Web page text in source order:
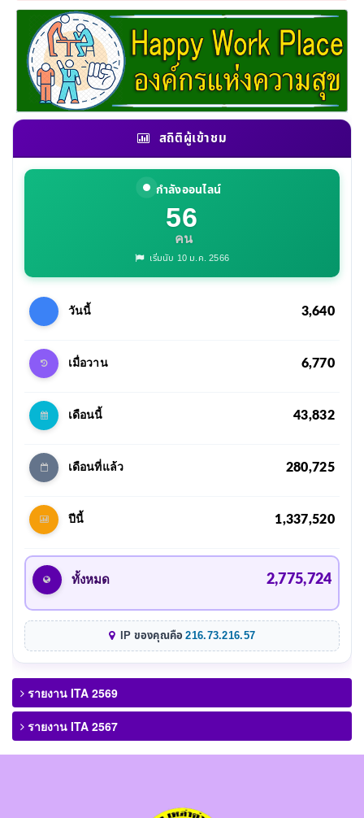
สถิติผู้เข้าชม
กำลังออนไลน์
56
คน
เริ่มนับ 10 ม.ค. 2566
วันนี้ 3,640
เมื่อวาน 6,770
เดือนนี้ 43,832
เดือนที่แล้ว 280,725
ปีนี้ 1,337,520
ทั้งหมด 2,775,724
IP ของคุณคือ216.73.216.57
รายงาน ITA 2569
รายงาน ITA 2567